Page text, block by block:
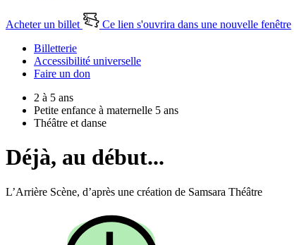
Acheter un billet
Ce lien s'ouvrira dans une nouvelle fenêtre
Billetterie
Accessibilité universelle
Faire un don
2 à 5 ans
Petite enfance à maternelle 5 ans
Théâtre et danse
Déjà, au début...
L’Arrière Scène, d’après une création de Samsara Théâtre